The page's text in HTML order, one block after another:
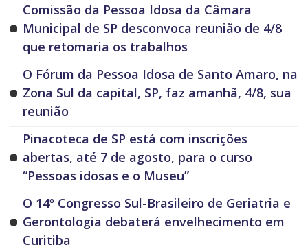
Comissão da Pessoa Idosa da Câmara
Municipal de SP desconvoca reunião de 4/8
que retomaria os trabalhos
O Fórum da Pessoa Idosa de Santo Amaro, na
Zona Sul da capital, SP, faz amanhã, 4/8, sua
reunião
Pinacoteca de SP está com inscrições
abertas, até 7 de agosto, para o curso
“Pessoas idosas e o Museu”
O 14º Congresso Sul-Brasileiro de Geriatria e
Gerontologia debaterá envelhecimento em
Curitiba